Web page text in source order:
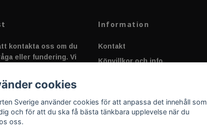
kontakta oss om du
eller fundering. Vi
Information
Kontakt
Köpvillkor och info
Applicering av Dekal
cookies
Sverige använder cookies för att anpassa det innehåll som
och för att du ska få bästa tänkbara upplevelse när du
oss.